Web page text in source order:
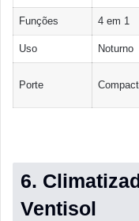
Funções 4 em 1
Uso Noturno
Porte
6.
Ventisol